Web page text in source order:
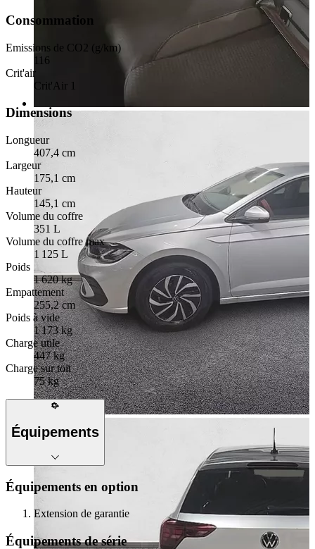
Consommation
Emissions de CO2 (g/km)
116
Crit'air
Crit'Air 1
Dimensions
Longueur
407,4 cm
Largeur
175,1 cm
Hauteur
145,1 cm
Volume du coffre
351 L
Volume du coffre max
1 125 L
Poids
1 620 kg
Empattement
255,2 cm
Poids à vide
1 173 kg
Charge utile
447 kg
Charge sur toit
75 kg
Équipements
Équipements en option
Extension de garantie
Équipements de série